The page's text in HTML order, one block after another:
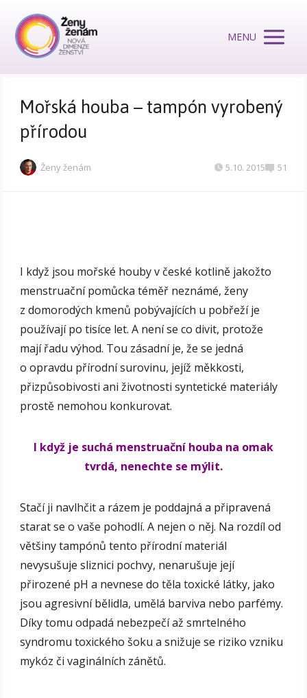
MENU
Mořská houba – tampón vyrobený
přírodou
Ženy ženám 5.10. 2015 51
I když jsou mořské houby v české kotlině jakožto
menstruační pomůcka téměř neznámé, ženy
z domorodých kmenů pobývajících u pobřeží je
používají po tisíce let. A není se co divit, protože
mají řadu výhod. Tou zásadní je, že se jedná
o opravdu přírodní surovinu, jejíž měkkosti,
přizpůsobivosti ani životnosti syntetické materiály
prostě nemohou konkurovat.
I když je suchá menstruační houba na omak
tvrdá, nenechte se mýlit.
Stačí ji navlhčit a rázem je poddajná a připravená
starat se o vaše pohodlí. A nejen o něj. Na rozdíl od
většiny tampónů tento přírodní materiál
nevysušuje sliznici pochvy, nenarušuje její
přirozené pH a nevnese do těla toxické látky, jako
jsou agresivní bělidla, umělá barviva nebo parfémy.
Díky tomu odpadá nebezpečí až smrtelného
syndromu toxického šoku a snižuje se riziko vzniku
mykóz či vaginálních zánětů.